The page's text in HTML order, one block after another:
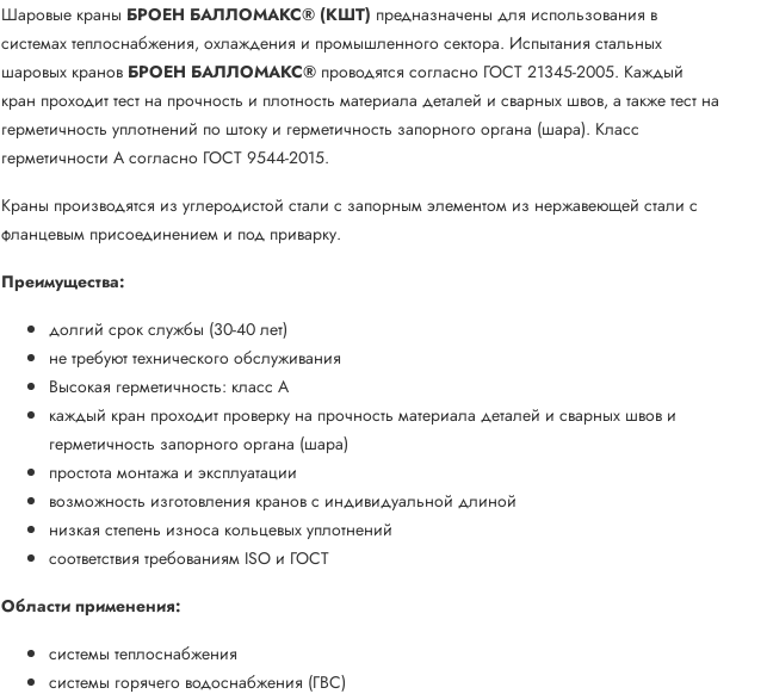
Шаровые краны БРОЕН БАЛЛОМАКС® (КШТ) предназначены для использования в
системах теплоснабжения, охлаждения и промышленного сектора. Испытания стальных
шаровых кранов БРОЕН БАЛЛОМАКС® проводятся согласно ГОСТ 21345-2005. Каждый
кран проходит тест на прочность и плотность материала деталей и сварных швов, а также тест на
герметичность уплотнений по штоку и герметичность запорного органа (шара). Класс
герметичности А согласно ГОСТ 9544-2015.
Краны производятся из углеродистой стали с запорным элементом из нержавеющей стали с
фланцевым присоединением и под приварку.
Преимущества:
долгий срок службы (30-40 лет)
не требуют технического обслуживания
Высокая герметичность: класс А
каждый кран проходит проверку на прочность материала деталей и сварных швов и
герметичность запорного органа (шара)
простота монтажа и эксплуатации
возможность изготовления кранов с индивидуальной длиной
низкая степень износа кольцевых уплотнений
соответствия требованиям ISO и ГОСТ
Области применения:
системы теплоснабжения
системы горячего водоснабжения (ГВС)